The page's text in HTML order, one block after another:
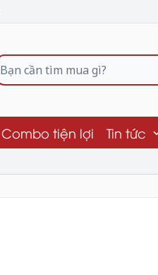
Combo tiện lợi Tin tức